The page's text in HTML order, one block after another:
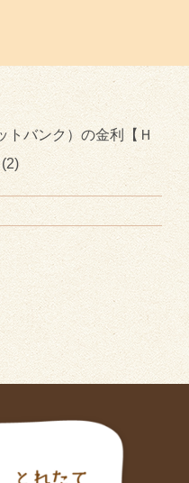
トバンク）の金利【Ｈ